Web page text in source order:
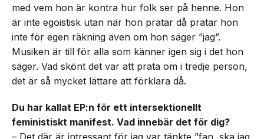
med vem hon är kontra hur folk ser på henne. Hon
är inte egoistisk utan när hon pratar då pratar hon
inte för egen räkning även om hon säger ”jag”.
Musiken är till för alla som känner igen sig i det hon
säger. Vad skönt det var att prata om i tredje person,
det är så mycket lättare att förklara då.
Du har kallat EP:n för ett intersektionellt
feministiskt manifest. Vad innebär det för dig?
– Det där är intressant för jag var tänkte ”fan, ska jag